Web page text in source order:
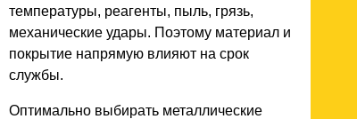
температуры, реагенты, пыль, грязь,
механические удары. Поэтому материал и
покрытие напрямую влияют на срок
службы.
Оптимально выбирать металлические